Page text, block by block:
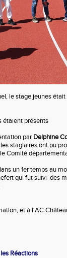
le stage jeunes
étaient présents
par Delphine
stagiaires ont pu
Comité
un 1er temps au
qui fut suivi des
et à l'AC
les Réactions